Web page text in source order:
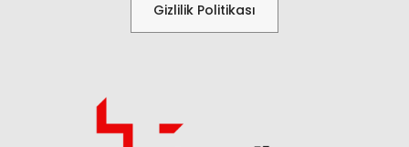
Gizlilik Politikası